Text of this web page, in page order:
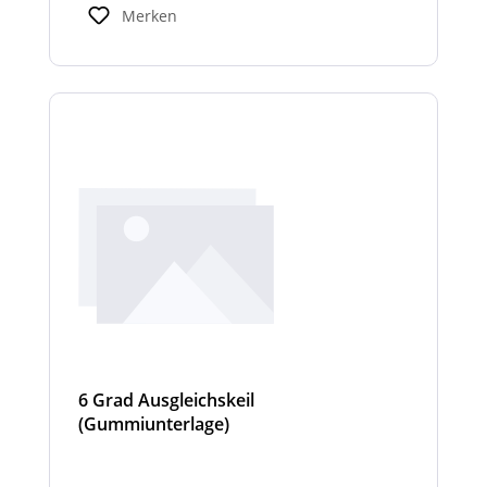
Innenraum mit bis zu 1112 Lumen erhellt.
Merken
6 Grad Ausgleichskeil
(Gummiunterlage)